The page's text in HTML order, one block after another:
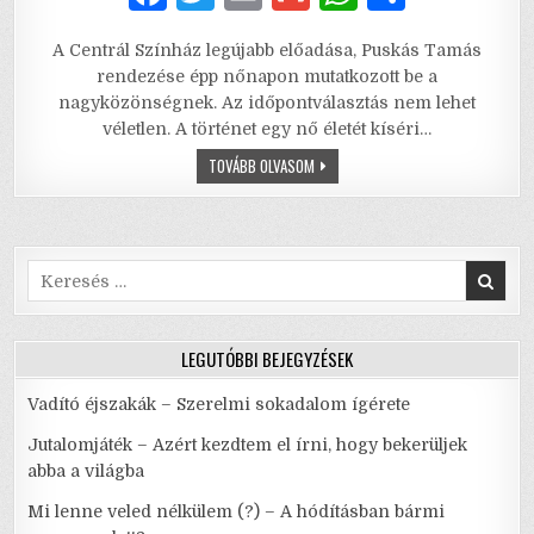
c
e
b
k
it
te
r
ai
l
ai
l
at
s
A
ar
e
A Centrál Színház legújabb előadása, Puskás Tamás
rendezése épp nőnapon mutatkozott be a
nagyközönségnek. Az időpontválasztás nem lehet
véletlen. A történet egy nő életét kíséri…
TOVÁBB OLVASOMA
NEVEM
MARY
–
EGY
SORS
TÖRTÉNETE
Search
for:
LEGUTÓBBI BEJEGYZÉSEK
Vadító éjszakák – Szerelmi sokadalom ígérete
Jutalomjáték – Azért kezdtem el írni, hogy bekerüljek
abba a világba
Mi lenne veled nélkülem (?) – A hódításban bármi